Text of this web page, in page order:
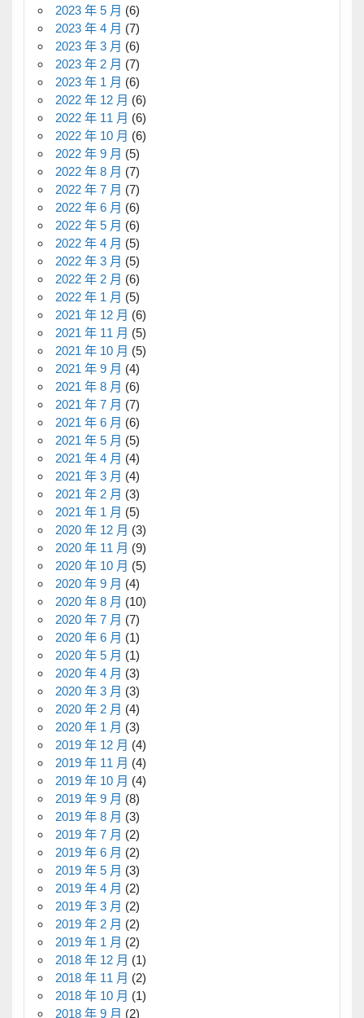
2023 年 5 月 (6)
2023 年 4 月 (7)
2023 年 3 月 (6)
2023 年 2 月 (7)
2023 年 1 月 (6)
2022 年 12 月 (6)
2022 年 11 月 (6)
2022 年 10 月 (6)
2022 年 9 月 (5)
2022 年 8 月 (7)
2022 年 7 月 (7)
2022 年 6 月 (6)
2022 年 5 月 (6)
2022 年 4 月 (5)
2022 年 3 月 (5)
2022 年 2 月 (6)
2022 年 1 月 (5)
2021 年 12 月 (6)
2021 年 11 月 (5)
2021 年 10 月 (5)
2021 年 9 月 (4)
2021 年 8 月 (6)
2021 年 7 月 (7)
2021 年 6 月 (6)
2021 年 5 月 (5)
2021 年 4 月 (4)
2021 年 3 月 (4)
2021 年 2 月 (3)
2021 年 1 月 (5)
2020 年 12 月 (3)
2020 年 11 月 (9)
2020 年 10 月 (5)
2020 年 9 月 (4)
2020 年 8 月 (10)
2020 年 7 月 (7)
2020 年 6 月 (1)
2020 年 5 月 (1)
2020 年 4 月 (3)
2020 年 3 月 (3)
2020 年 2 月 (4)
2020 年 1 月 (3)
2019 年 12 月 (4)
2019 年 11 月 (4)
2019 年 10 月 (4)
2019 年 9 月 (8)
2019 年 8 月 (3)
2019 年 7 月 (2)
2019 年 6 月 (2)
2019 年 5 月 (3)
2019 年 4 月 (2)
2019 年 3 月 (2)
2019 年 2 月 (2)
2019 年 1 月 (2)
2018 年 12 月 (1)
2018 年 11 月 (2)
2018 年 10 月 (1)
2018 年 9 月 (2)